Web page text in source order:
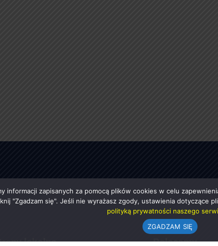
lokalne Polecamy
informacji zapisanych za pomocą plików cookies w celu
"Zgadzam się". Jeśli nie wyrażasz zgody, ustawienia dotyczące
polityką prywatności naszego
ZGADZAM SIĘ